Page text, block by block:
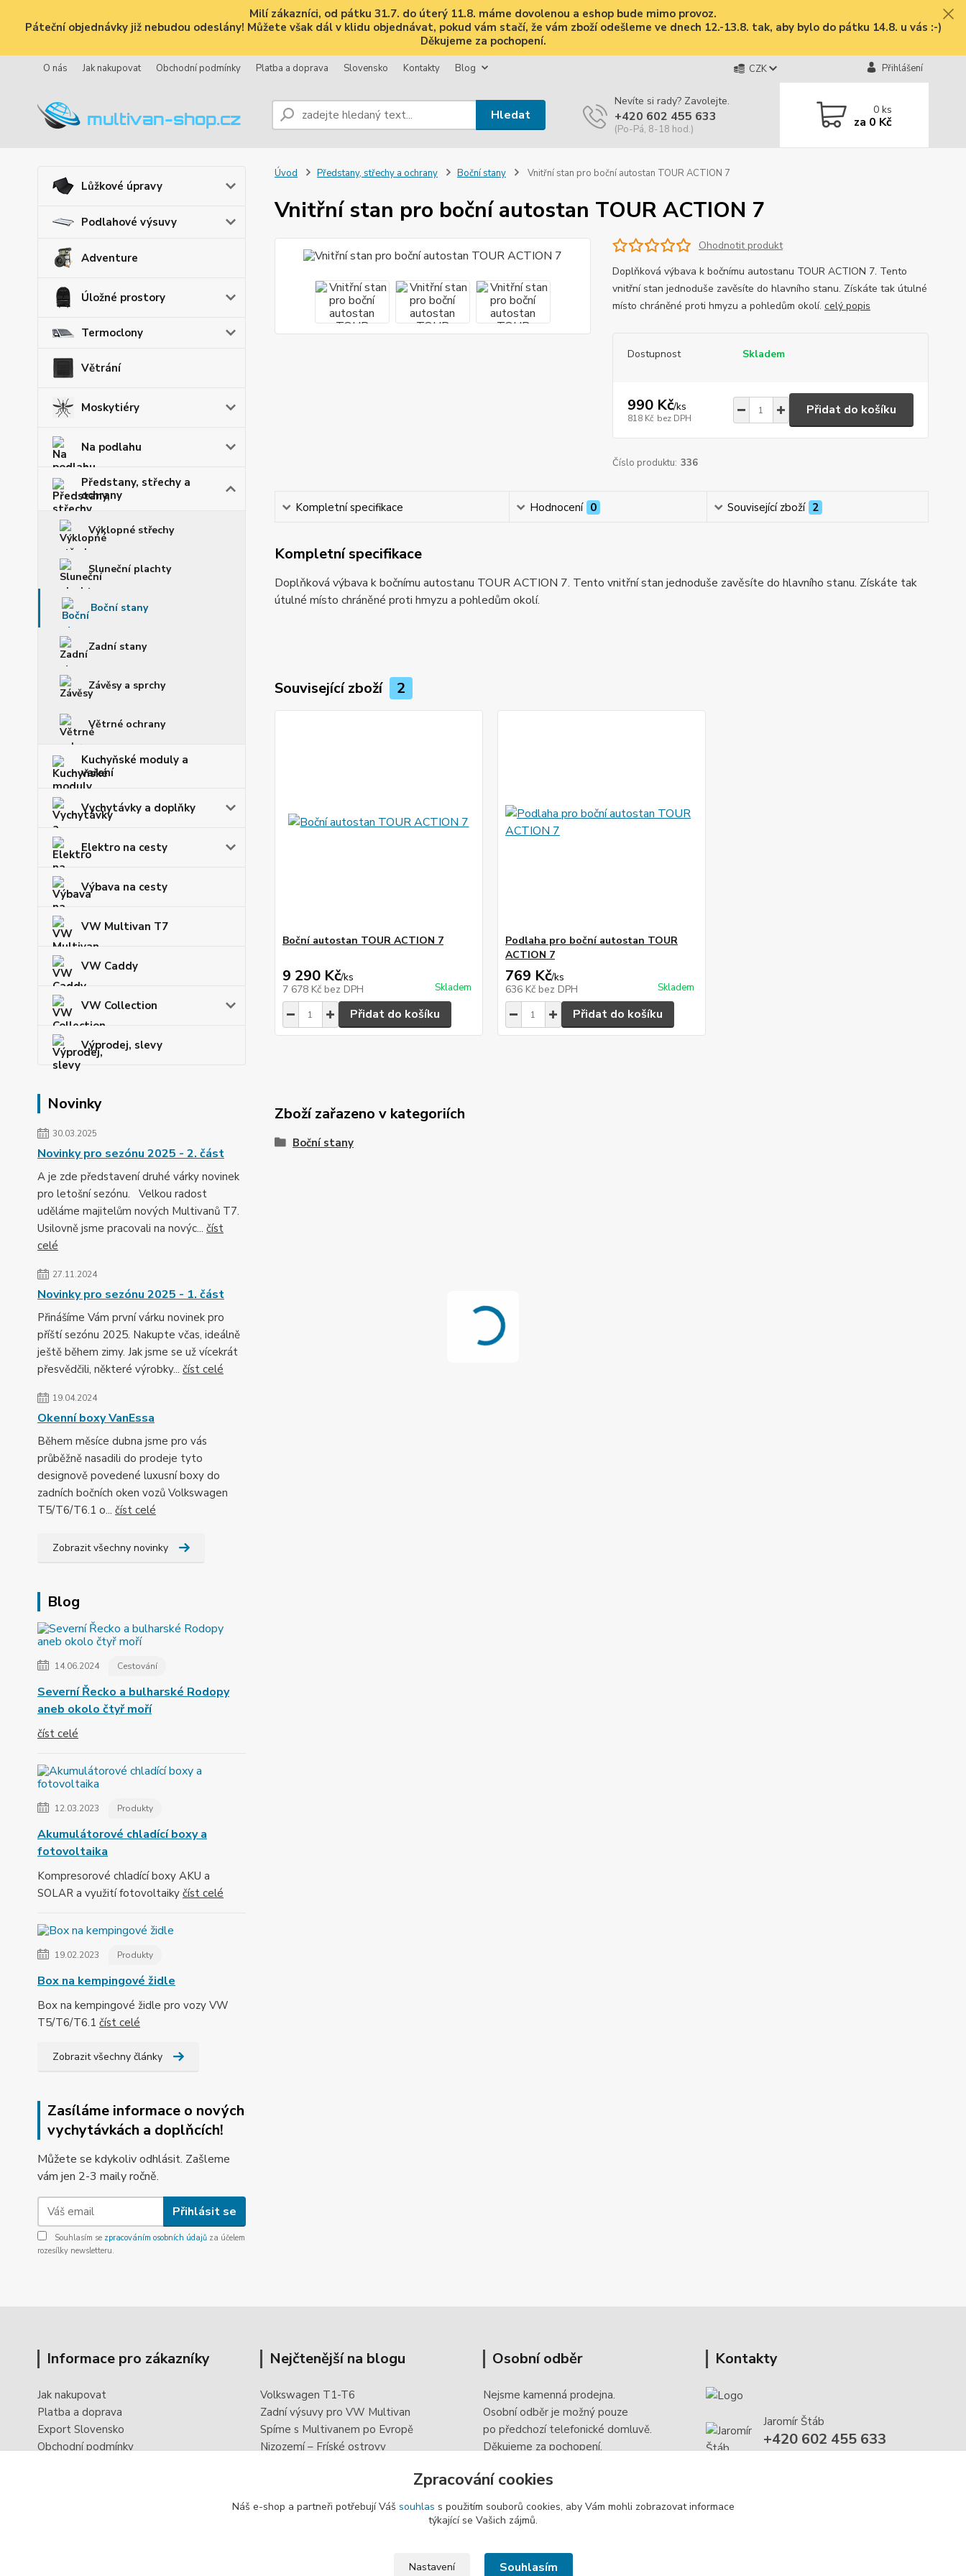
Milí zákazníci, od pátku 31.7. do úterý 11.8. máme dovolenou a eshop bude mimo provoz.
Páteční objednávky již nebudou odeslány! Můžete však dál v klidu objednávat, pokud vám stačí, že vám zboží odešleme ve dnech 12.-13.8. tak, aby bylo do pátku 14.8. u vás :-)
Děkujeme za pochopení.
O nás Jak nakupovat Obchodní podmínky Platba a doprava Slovensko Kontakty Blog CZK Přihlášení
Hledat
Nevíte si rady? Zavolejte.
+420 602 455 633
(Po-Pá, 8-18 hod.)
0ks
za 0 Kč
Lůžkové úpravy
Podlahové výsuvy
Adventure
Úložné prostory
Termoclony
Větrání
Moskytiéry
Na podlahu
Předstany, střechy a
ochrany
Výklopné střechy
Sluneční plachty
Boční stany
Zadní stany
Závěsy a sprchy
Větrné ochrany
Kuchyňské moduly a
vaření
Vychytávky a doplňky
Elektro na cesty
Výbava na cesty
VW Multivan T7
VW Caddy
VW Collection
Výprodej, slevy
Novinky
30.03.2025
Novinky pro sezónu 2025 - 2. část
A je zde představení druhé várky novinek
pro letošní sezónu. Velkou radost
uděláme majitelům nových Multivanů T7.
Usilovně jsme pracovali na novýc... číst
celé
27.11.2024
Novinky pro sezónu 2025 - 1. část
Přinášíme Vám první várku novinek pro
příští sezónu 2025. Nakupte včas, ideálně
ještě během zimy. Jak jsme se už vícekrát
přesvědčili, některé výrobky... číst celé
19.04.2024
Okenní boxy VanEssa
Během měsíce dubna jsme pro vás
průběžně nasadili do prodeje tyto
designově povedené luxusní boxy do
zadních bočních oken vozů Volkswagen
T5/T6/T6.1 o... číst celé
Zobrazit všechny novinky
Blog
14.06.2024 Cestování
Severní Řecko a bulharské Rodopy
aneb okolo čtyř moří
číst celé
12.03.2023 Produkty
Akumulátorové chladící boxy a
fotovoltaika
Kompresorové chladící boxy AKU a
SOLAR a využití fotovoltaiky číst celé
19.02.2023 Produkty
Box na kempingové židle
Box na kempingové židle pro vozy VW
T5/T6/T6.1 číst celé
Zobrazit všechny články
Zasíláme informace o nových
vychytávkách a doplňcích!
Můžete se kdykoliv odhlásit. Zašleme
vám jen 2-3 maily ročně.
Přihlásit se
Souhlasím se zpracováním osobních údajů za účelem
rozesílky newsletteru.
Úvod Předstany, střechy a ochrany Boční stany Vnitřní stan pro boční autostan TOUR ACTION 7
Vnitřní stan pro boční autostan TOUR ACTION 7
Ohodnotit produkt
Doplňková výbava k bočnímu autostanu TOUR ACTION 7. Tento
vnitřní stan jednoduše zavěsíte do hlavního stanu. Získáte tak útulné
místo chráněné proti hmyzu a pohledům okolí. celý popis
Dostupnost Skladem
990 Kč/ks
818 Kč bez DPH
Přidat do košíku
Číslo produktu: 336
Kompletní specifikace Hodnocení 0 Související zboží 2
Kompletní specifikace
Doplňková výbava k bočnímu autostanu TOUR ACTION 7. Tento vnitřní stan jednoduše zavěsíte do hlavního stanu. Získáte tak
útulné místo chráněné proti hmyzu a pohledům okolí.
Související zboží 2
Boční autostan TOUR ACTION 7
9 290 Kč/ks
7 678 Kč bez DPH Skladem
Přidat do košíku
Podlaha pro boční autostan TOUR
ACTION 7
769 Kč/ks
636 Kč bez DPH Skladem
Přidat do košíku
Zboží zařazeno v kategoriích
Boční stany
Informace pro zákazníky
Jak nakupovat
Platba a doprava
Export Slovensko
Obchodní podmínky
Nejčtenější na blogu
Volkswagen T1-T6
Zadní výsuvy pro VW Multivan
Spíme s Multivanem po Evropě
Nizozemí – Fríské ostrovy
Osobní odběr
Nejsme kamenná prodejna.
Osobní odběr je možný pouze
po předchozí telefonické domluvě.
Děkujeme za pochopení.
Kontakty
Jaromír Štáb
+420 602 455 633
Zpracování cookies
Náš e-shop a partneři potřebují Váš souhlas s použitím souborů cookies, aby Vám mohli zobrazovat informace
týkající se Vašich zájmů.
Nastavení Souhlasím